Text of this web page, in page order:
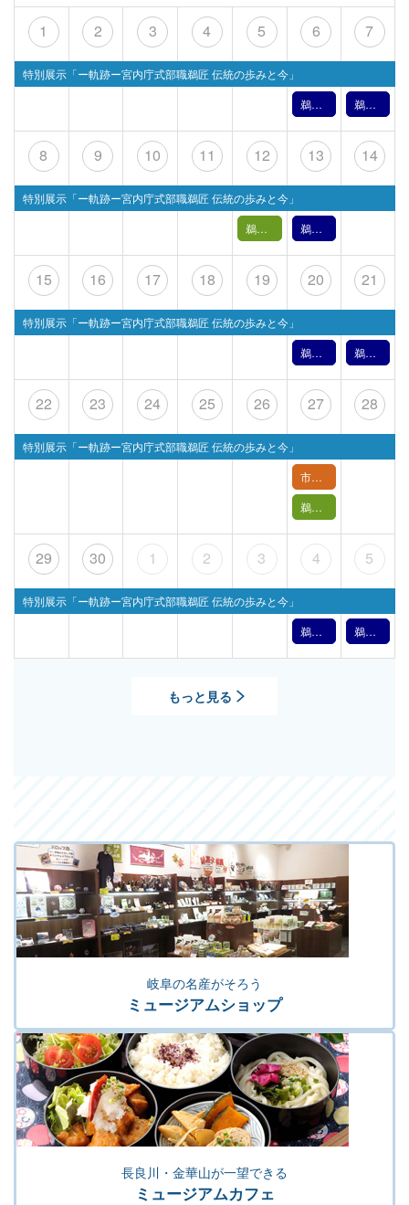
1
特別展示「ー軌跡ー宮内庁式部職鵜匠 伝統の歩みと今」
2 3 4 5 6
鵜飼文化の紹介【6月6日】（2026年）
7
鵜飼文化の紹介【6月7日】（2026年）
8
特別展示「ー軌跡ー宮内庁式部職鵜匠 伝統の歩みと今」
9 10 11 12
鵜飼バックヤードツアー【 6月12日(金) 】
13
鵜飼文化の紹介【6月13日】（2026年）
14
15
特別展示「ー軌跡ー宮内庁式部職鵜匠 伝統の歩みと今」
16 17 18 19 20
鵜飼文化の紹介【6月20日】（2026年）
21
鵜飼文化の紹介【6月21日】（2026年）
22
特別展示「ー軌跡ー宮内庁式部職鵜匠 伝統の歩みと今」
23 24 25 26 27
市民講座「長良川を縁の下で支える～技の環の取り組み～」
鵜飼バックヤードツアー【 6月27日(土) 】
28
29
特別展示「ー軌跡ー宮内庁式部職鵜匠 伝統の歩みと今」
30 1 2 3 4
鵜飼文化の紹介【7月4日】（2026年）
5
鵜飼文化の紹介【7月5日】（2026年）
もっと見る
岐阜の名産がそろう
ミュージアムショップ
長良川・金華山が一望できる
ミュージアムカフェ